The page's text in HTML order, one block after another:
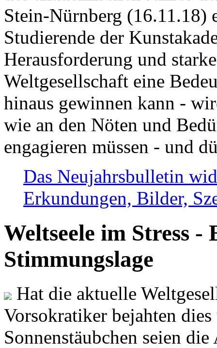
Stein-Nürnberg (16.11.18)
Studierende der
Herausforderung und
Weltgesellschaft eine
hinaus gewinnen kann -
wie an den Nöten und
engagieren müssen - und
Das Neujahrsbulletin
Erkundungen, Bilder,
Weltseele im Stress -
Stimmungslage
Hat die aktuelle
Vorsokratiker bejahten
Sonnenstäubchen seien